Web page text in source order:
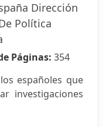
Dirección
Política
Páginas: 354
españoles que
investigaciones